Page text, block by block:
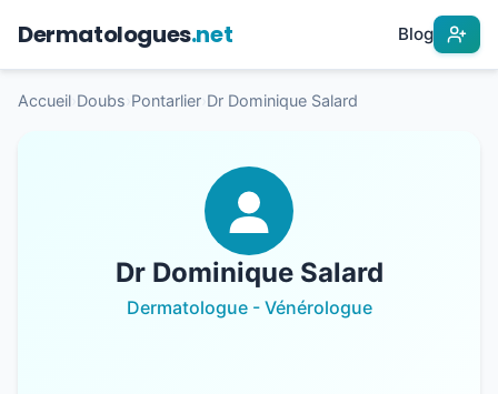
Dermatologues.net Blog
Accueil Doubs Pontarlier Dr Dominique Salard
Dr Dominique Salard
Dermatologue - Vénérologue